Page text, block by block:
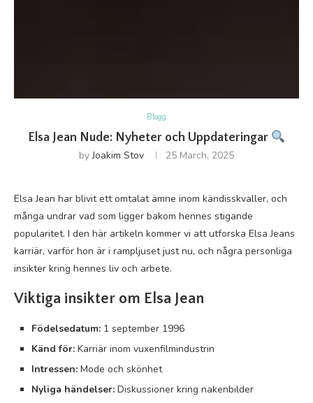
Blogg
Elsa Jean Nude: Nyheter och Uppdateringar
byJoakim Stov 25 March, 2025
Elsa Jean har blivit ett omtalat ämne inom kändisskvaller, och
många undrar vad som ligger bakom hennes stigande
popularitet. I den här artikeln kommer vi att utforska Elsa Jeans
karriär, varför hon är i rampljuset just nu, och några personliga
insikter kring hennes liv och arbete.
Viktiga insikter om Elsa Jean
Födelsedatum: 1 september 1996
Känd för: Karriär inom vuxenfilmindustrin
Intressen: Mode och skönhet
Nyliga händelser: Diskussioner kring nakenbilder